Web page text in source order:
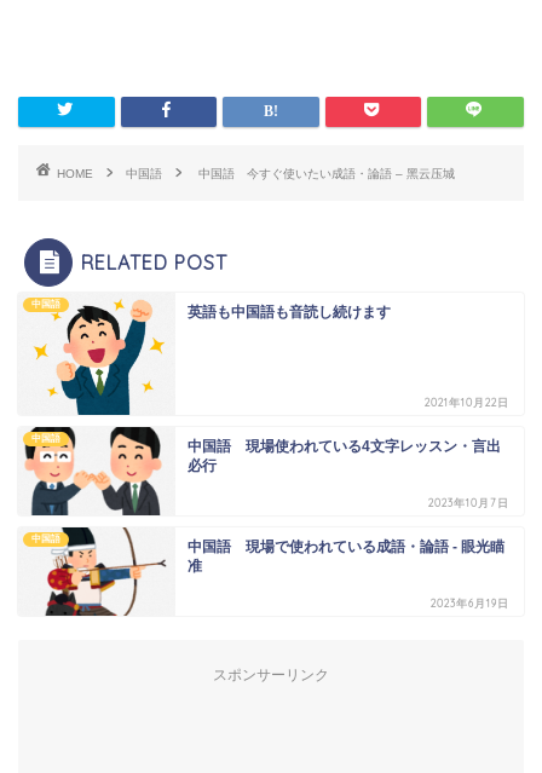
HOME 中国語 中国語 今すぐ使いたい成語・論語 – 黑云压城
RELATED POST
中国語 英語も中国語も音読し続けます
2021年10月22日
中国語
中国語 現場使われている4文字レッスン・言出
必行
2023年10月7日
中国語
中国語 現場で使われている成語・論語 - 眼光瞄
准
2023年6月19日
スポンサーリンク